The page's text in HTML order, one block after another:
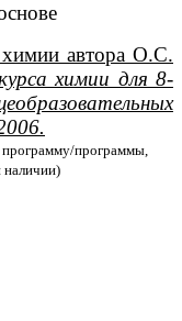
автора О.С.
химии для 8-
программу/программы,
наличии)